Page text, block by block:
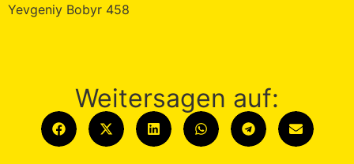
Yevgeniy Bobyr 458
Weitersagen auf: